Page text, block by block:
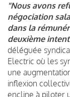
"Nous avons
négociation
dans la
deuxième
déléguée
Electric où les
une
inflexion
encline à piloter